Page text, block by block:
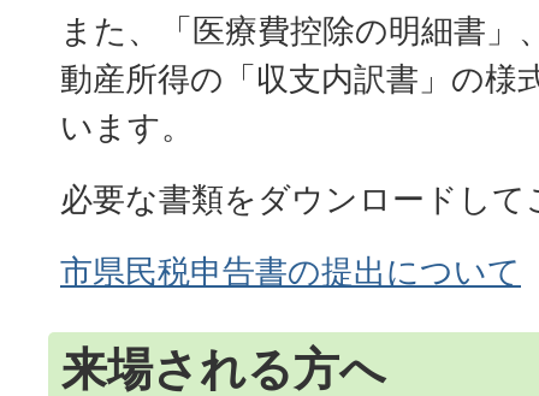
また、「医療費控除の明細書」
動産所得の「収支内訳書」の様
います。
必要な書類をダウンロードし
市県民税申告書の提出について
来場される方へ